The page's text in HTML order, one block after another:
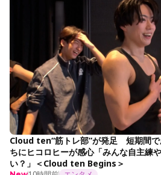
Cloud ten“筋トレ部”が発足 短期間で
ちにヒコロヒーが感心「みんな自主練
い？」＜Cloud ten Begins＞